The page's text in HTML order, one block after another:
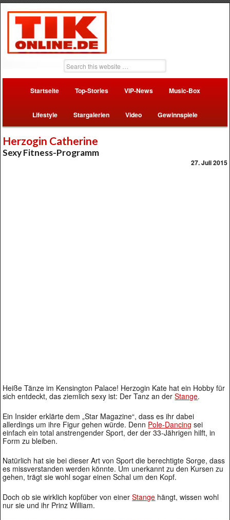
Startseite Top-Stories VIP-News Music-Box
Lifestyle Stargalerien Video Gewinnspiele
Herzogin Catherine
Sexy Fitness-Programm
27. Juli 2015
Heiße Tänze im Kensington Palace! Herzogin Kate hat ein Hobby für
sich entdeckt, das ziemlich sexy ist: Der Tanz an derStange.
Ein Insider erklärte dem „Star Magazine“, dass es ihr dabei
allerdings um ihre Figur gehen würde. Denn Pole-Dancing sei
einfach ein total anstrengender Sport, der der 33-Jährigen hilft, in
Form zu bleiben.
Natürlich hat sie bei dieser Art von Sport die berechtigte Sorge, dass
es missverstanden werden könnte. Um unerkannt zu den Kursen zu
gehen, trägt sie wohl sogar einen Schal um den Kopf.
Doch ob sie wirklich kopfüber von einerStange hängt, wissen wohl
nur sie und ihr Prinz William.